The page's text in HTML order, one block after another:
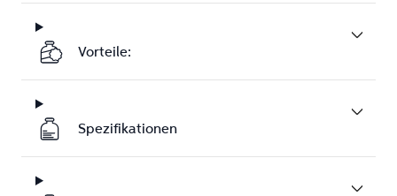
Vorteile:
Spezifikationen